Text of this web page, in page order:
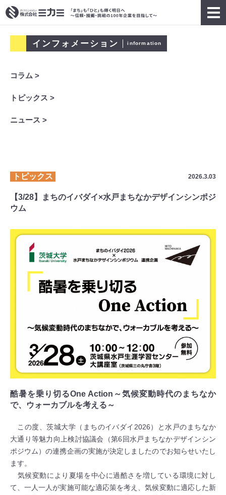
インフォメーション information
コラム >
トピックス >
ニュース >
トピックス 2026.3.03
【3/28】まちのイバダイ×水戸まちなかデザインシンポジ
ウム
酷暑を乗り切るOne Action～気候変動時代のまちなか
で、ウォーカブルを考える～
この度、茨城大学（まちのイバダイ2026）と水戸のまちなか
大通り等魅力向上検討協議会（第6回水戸まちなかデザインシン
ポジウム）の連携企画の実施が決定しましたのでお知らせいたし
ます。
気候変動により夏場を中心に過酷さを増している環境に対し
て、一人一人が実施可能な適応策を考え、気候変動に適応した新